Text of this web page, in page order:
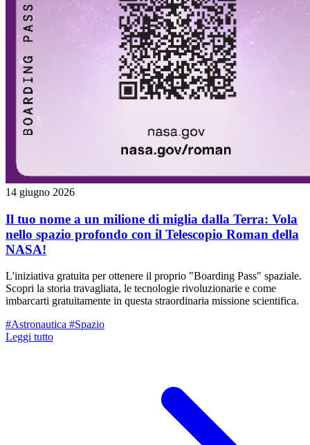
14 giugno 2026
Il tuo nome a un milione di miglia dalla Terra: Vola
nello spazio profondo con il Telescopio Roman della
NASA!
L'iniziativa gratuita per ottenere il proprio "Boarding Pass" spaziale.
Scopri la storia travagliata, le tecnologie rivoluzionarie e come
imbarcarti gratuitamente in questa straordinaria missione scientifica.
#Astronautica #Spazio
Leggi tutto